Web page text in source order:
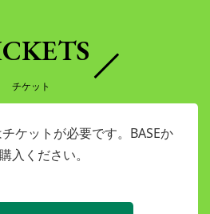
チケット
ケットが必要です。BASEか
入ください。